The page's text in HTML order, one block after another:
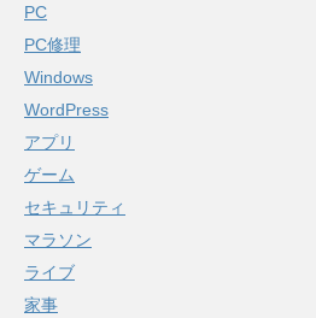
PC
PC修理
Windows
WordPress
アプリ
ゲーム
セキュリティ
マラソン
ライブ
家事